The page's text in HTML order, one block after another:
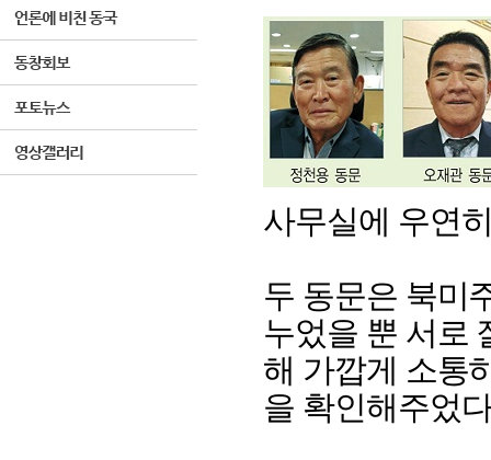
사무실에 우연
두 동문은 북미
누었을 뿐 서로
해 가깝게 소통
을 확인해주었